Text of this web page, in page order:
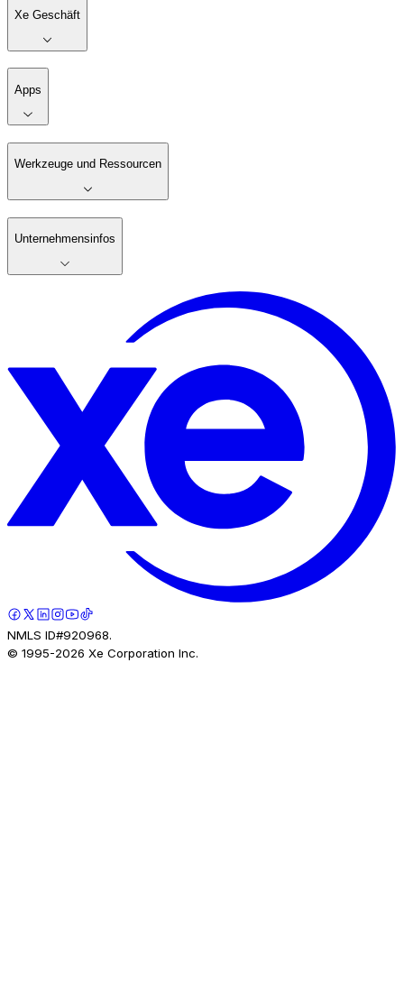
Xe Geschäft
Apps
Werkzeuge und Ressourcen
Unternehmensinfos
NMLS ID#920968.
© 1995-2026 Xe Corporation Inc.